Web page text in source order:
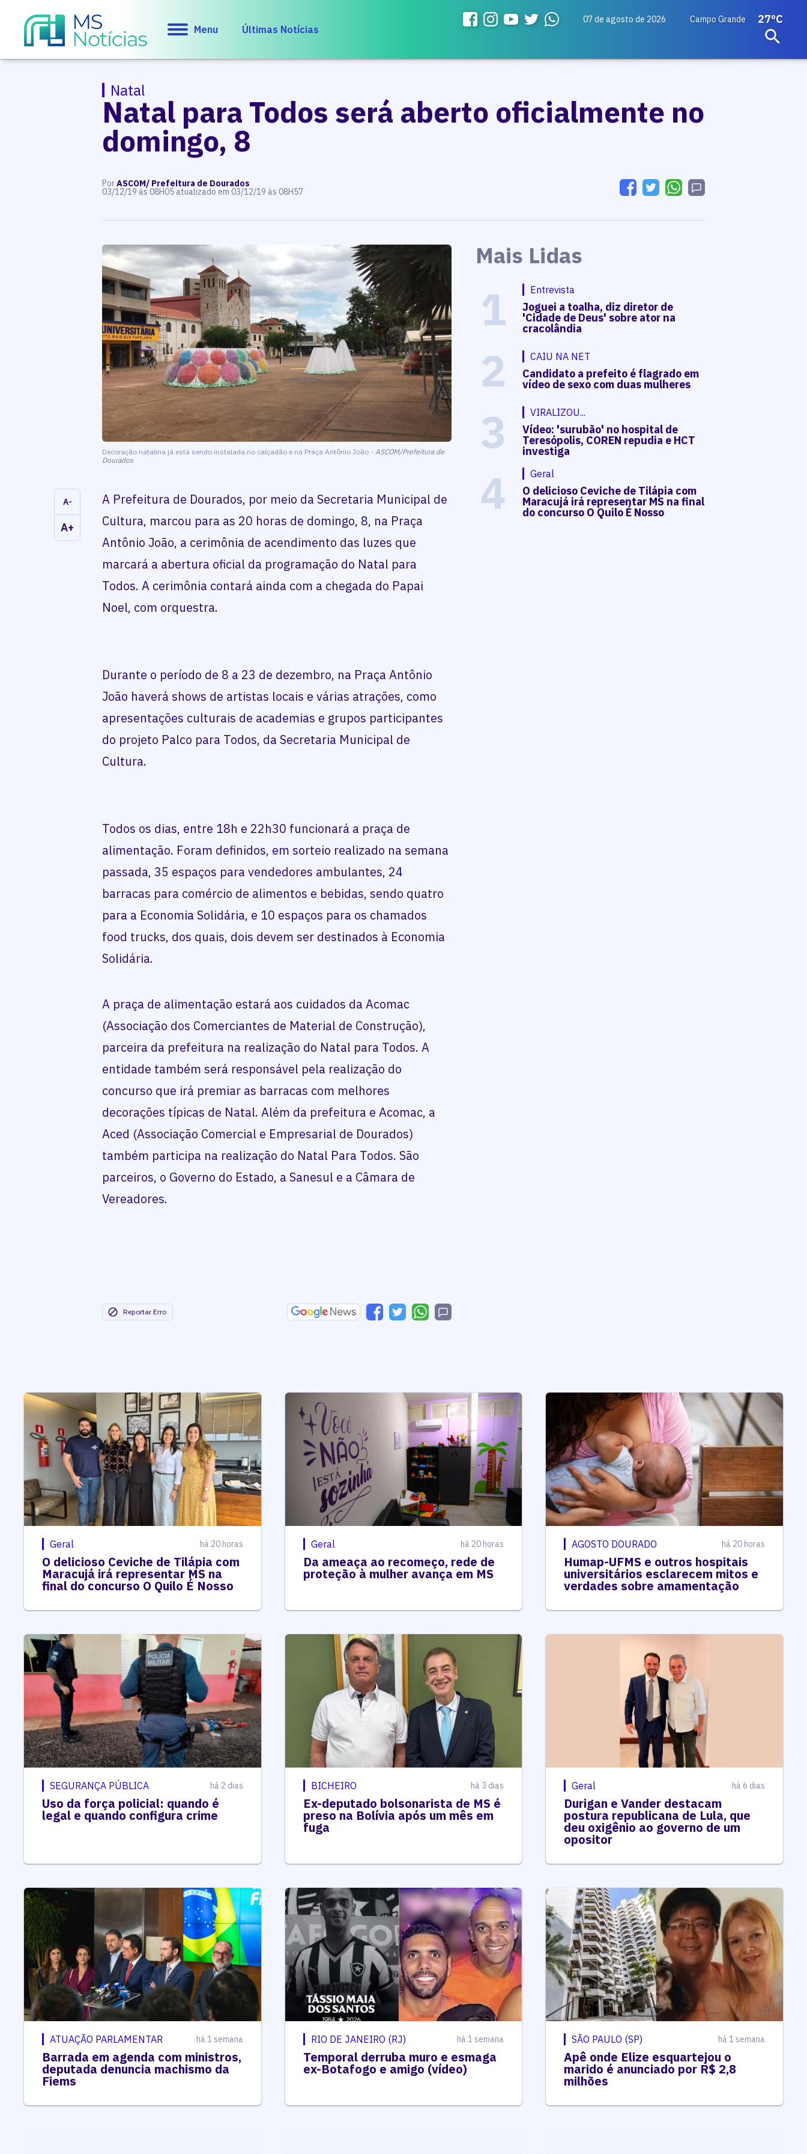
Menu Últimas Notícias
07 de agosto de 2026 Campo Grande 27ºC
Natal
Natal para Todos será aberto oficialmente no
domingo, 8
PorASCOM/ Prefeitura de Dourados
03/12/19 às 08H05 atualizado em 03/12/19 às 08H57
Decoração natalina já está sendo instalada no calçadão e na Praça Antônio João - ASCOM/Prefeitura de
Dourados
A-
A+
A Prefeitura de Dourados, por meio da Secretaria Municipal de
Cultura, marcou para as 20 horas de domingo, 8, na Praça
Antônio João, a cerimônia de acendimento das luzes que
marcará a abertura oficial da programação do Natal para
Todos. A cerimônia contará ainda com a chegada do Papai
Noel, com orquestra.
Durante o período de 8 a 23 de dezembro, na Praça Antônio
João haverá shows de artistas locais e várias atrações, como
apresentações culturais de academias e grupos participantes
do projeto Palco para Todos, da Secretaria Municipal de
Cultura.
Todos os dias, entre 18h e 22h30 funcionará a praça de
alimentação. Foram definidos, em sorteio realizado na semana
passada, 35 espaços para vendedores ambulantes, 24
barracas para comércio de alimentos e bebidas, sendo quatro
para a Economia Solidária, e 10 espaços para os chamados
food trucks, dos quais, dois devem ser destinados à Economia
Solidária.
A praça de alimentação estará aos cuidados da Acomac
(Associação dos Comerciantes de Material de Construção),
parceira da prefeitura na realização do Natal para Todos. A
entidade também será responsável pela realização do
concurso que irá premiar as barracas com melhores
decorações típicas de Natal. Além da prefeitura e Acomac, a
Aced (Associação Comercial e Empresarial de Dourados)
também participa na realização do Natal Para Todos. São
parceiros, o Governo do Estado, a Sanesul e a Câmara de
Vereadores.
Reportar Erro
Mais Lidas
1 Entrevista
Joguei a toalha, diz diretor de
'Cidade de Deus' sobre ator na
cracolândia
2 CAIU NA NET
Candidato a prefeito é flagrado em
vídeo de sexo com duas mulheres
3 VIRALIZOU...
Vídeo: 'surubão' no hospital de
Teresópolis, COREN repudia e HCT
investiga
4 Geral
O delicioso Ceviche de Tilápia com
Maracujá irá representar MS na final
do concurso O Quilo É Nosso
Geral há 20 horas
O delicioso Ceviche de Tilápia com
Maracujá irá representar MS na
final do concurso O Quilo É Nosso
Geral há 20 horas
Da ameaça ao recomeço, rede de
proteção à mulher avança em MS
AGOSTO DOURADO há 20 horas
Humap-UFMS e outros hospitais
universitários esclarecem mitos e
verdades sobre amamentação
SEGURANÇA PÚBLICA há 2 dias
Uso da força policial: quando é
legal e quando configura crime
BICHEIRO há 3 dias
Ex-deputado bolsonarista de MS é
preso na Bolívia após um mês em
fuga
Geral há 6 dias
Durigan e Vander destacam
postura republicana de Lula, que
deu oxigênio ao governo de um
opositor
ATUAÇÃO PARLAMENTAR há 1 semana
Barrada em agenda com ministros,
deputada denuncia machismo da
Fiems
RIO DE JANEIRO (RJ) há 1 semana
Temporal derruba muro e esmaga
ex-Botafogo e amigo (vídeo)
SÃO PAULO (SP) há 1 semana
Apê onde Elize esquartejou o
marido é anunciado por R$ 2,8
milhões